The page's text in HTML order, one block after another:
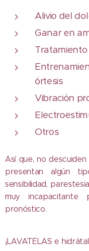
Alivio del
Ganar en
órtesis
Vibración
Otros
Así que, no descuiden
presentan algún
sensibilidad,
muy
pronóstico.
¡LAVATELAS e